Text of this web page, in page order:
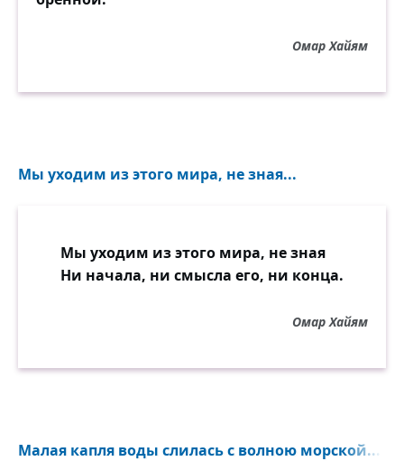
Омар Хайям
Мы уходим из этого мира, не зная...
Мы уходим из этого мира, не зная
Ни начала, ни смысла его, ни конца.
Омар Хайям
Малая капля воды слилась с волною морской...